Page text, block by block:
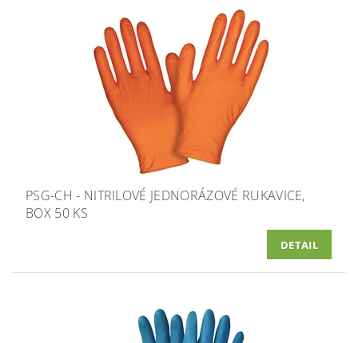
PSG-CH - NITRILOVÉ JEDNORÁZOVÉ RUKAVICE,
BOX 50 KS
DETAIL